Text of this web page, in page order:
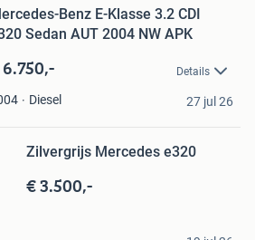
Benz E-Klasse 3.2 CDI
Sedan AUT 2004 NW APK
Details
Diesel 27 jul 26
Zilvergrijs Mercedes e320
€ 3.500,-